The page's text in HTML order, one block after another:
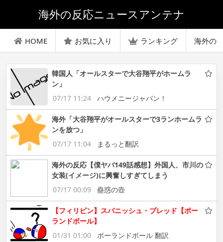
海外の反応ニュースアンテナ
HOME お気に入り ランキング 海外の
韓国人「オールスターで大谷翔平がホームラ
ン」
07/17 11:24
ハウメニージャパン！
海外「大谷翔平がオールスターで3ランホームラ
ンを放つ」
07/17 11:04
まるっと翻訳
海外の反応【僕ヤバ149話感想】外国人、市川の
女装(イメージ)に興奮しすぎてしまう
07/17 00:09
蠱惑の壺
【フィリピン】スパニッシュ・ブレッド【ポー
ランドボール】
01/31 01:00
ポーランドボール 翻訳